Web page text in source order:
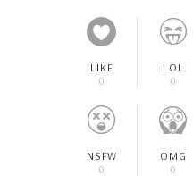
LIKE
0
LOL
0
NSFW
0
OMG
0